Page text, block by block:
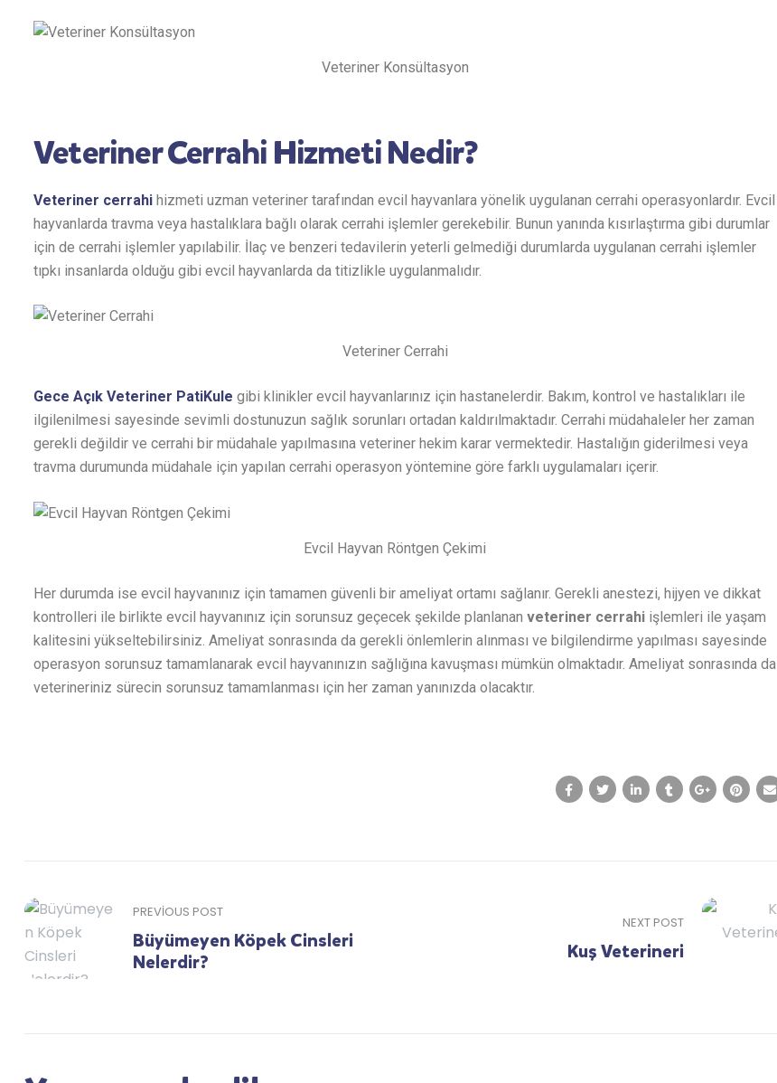
Veteriner Konsültasyon
Veteriner Cerrahi Hizmeti Nedir?
Veteriner cerrahi hizmeti uzman veteriner tarafından evcil hayvanlara yönelik uygulanan cerrahi operasyonlardır. Evcil
hayvanlarda travma veya hastalıklara bağlı olarak cerrahi işlemler gerekebilir. Bunun yanında kısırlaştırma gibi durumlar
için de cerrahi işlemler yapılabilir. İlaç ve benzeri tedavilerin yeterli gelmediği durumlarda uygulanan cerrahi işlemler
tıpkı insanlarda olduğu gibi evcil hayvanlarda da titizlikle uygulanmalıdır.
Veteriner Cerrahi
Gece Açık Veteriner PatiKule gibi klinikler evcil hayvanlarınız için hastanelerdir. Bakım, kontrol ve hastalıkları ile
ilgilenilmesi sayesinde sevimli dostunuzun sağlık sorunları ortadan kaldırılmaktadır. Cerrahi müdahaleler her zaman
gerekli değildir ve cerrahi bir müdahale yapılmasına veteriner hekim karar vermektedir. Hastalığın giderilmesi veya
travma durumunda müdahale için yapılan cerrahi operasyon yöntemine göre farklı uygulamaları içerir.
Evcil Hayvan Röntgen Çekimi
Her durumda ise evcil hayvanınız için tamamen güvenli bir ameliyat ortamı sağlanır. Gerekli anestezi, hijyen ve dikkat
kontrolleri ile birlikte evcil hayvanınız için sorunsuz geçecek şekilde planlanan veteriner cerrahi işlemleri ile yaşam
kalitesini yükseltebilirsiniz. Ameliyat sonrasında da gerekli önlemlerin alınması ve bilgilendirme yapılması sayesinde
operasyon sorunsuz tamamlanarak evcil hayvanınızın sağlığına kavuşması mümkün olmaktadır. Ameliyat sonrasında da
veterineriniz sürecin sorunsuz tamamlanması için her zaman yanınızda olacaktır.
PREVIOUS POST
Büyümeyen Köpek Cinsleri
Nelerdir?
NEXT POST
Kuş Veterineri